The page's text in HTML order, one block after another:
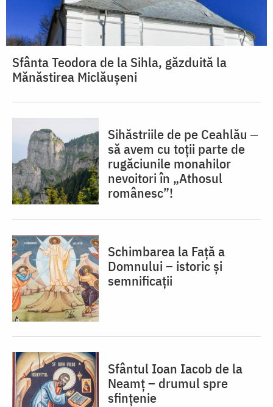
Sfânta Teodora de la Sihla, găzduită la
Mănăstirea Miclăușeni
Sihăstriile de pe Ceahlău ‒
să avem cu toții parte de
rugăciunile monahilor
nevoitori în „Athosul
românesc”!
Schimbarea la Față a
Domnului – istoric și
semnificații
Sfântul Ioan Iacob de la
Neamț – drumul spre
sfințenie